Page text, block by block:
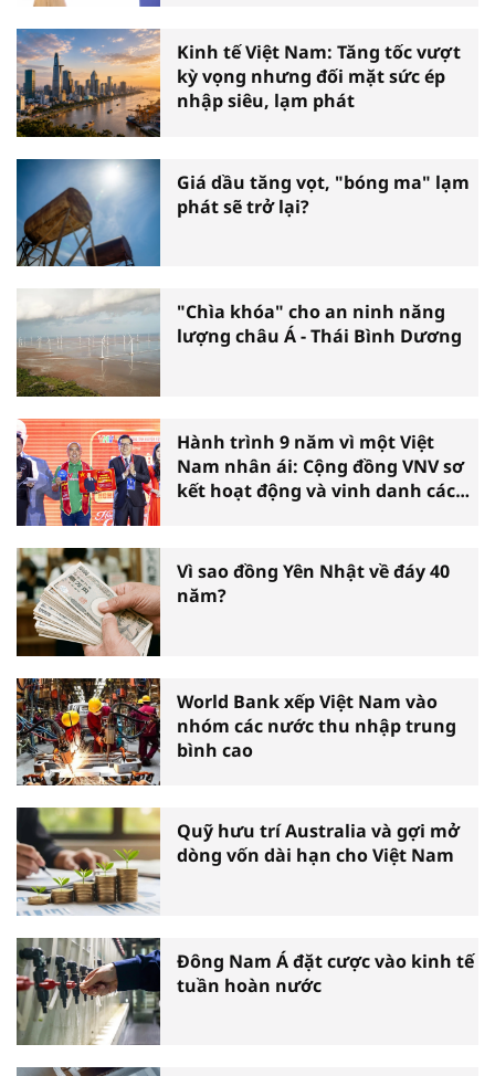
Kinh tế Việt Nam: Tăng tốc vượt
kỳ vọng nhưng đối mặt sức ép
nhập siêu, lạm phát
Giá dầu tăng vọt, "bóng ma" lạm
phát sẽ trở lại?
"Chìa khóa" cho an ninh năng
lượng châu Á - Thái Bình Dương
Hành trình 9 năm vì một Việt
Nam nhân ái: Cộng đồng VNV sơ
kết hoạt động và vinh danh các
Vì sao đồng Yên Nhật về đáy 40
năm?
World Bank xếp Việt Nam vào
nhóm các nước thu nhập trung
bình cao
Quỹ hưu trí Australia và gợi mở
dòng vốn dài hạn cho Việt Nam
Đông Nam Á đặt cược vào kinh tế
tuần hoàn nước